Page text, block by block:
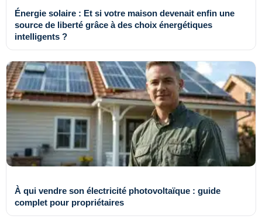
Énergie solaire : Et si votre maison devenait enfin une
source de liberté grâce à des choix énergétiques
intelligents ?
À qui vendre son électricité photovoltaïque : guide
complet pour propriétaires